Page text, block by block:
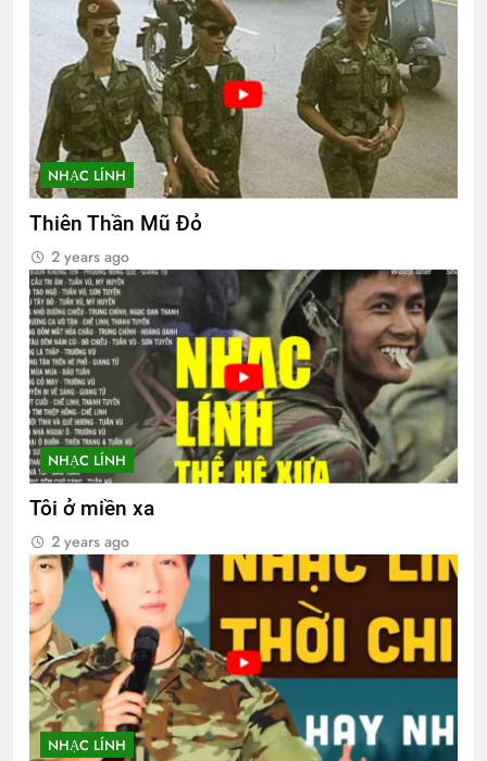
NHẠC LÍNH
Thiên Thần Mũ Đỏ
2 years ago
NHẠC LÍNH
Tôi ở miền xa
2 years ago
NHẠC LÍNH